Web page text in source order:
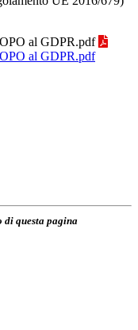
al GDPR.pdf
al GDPR.pdf
di questa pagina